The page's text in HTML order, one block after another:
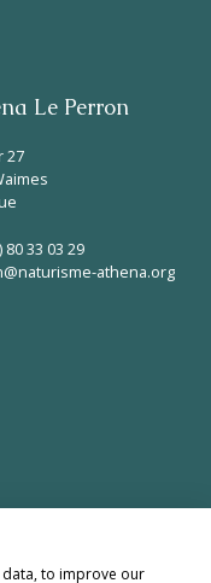
Le Perron
27
80 33 03 29
athena.org
to improve our